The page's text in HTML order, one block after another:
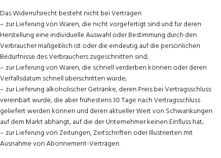
Das Widerrufsrecht besteht nicht bei Verträgen
– zur Lieferung von Waren, die nicht vorgefertigt sind und für deren
Herstellung eine individuelle Auswahl oder Bestimmung durch den
Verbraucher maßgeblich ist oder die eindeutig auf die persönlichen
Bedürfnisse des Verbrauchers zugeschnitten sind;
– zur Lieferung von Waren, die schnell verderben können oder deren
Verfallsdatum schnell überschritten würde;
– zur Lieferung alkoholischer Getränke, deren Preis bei Vertragsschluss
vereinbart wurde, die aber frühestens 30 Tage nach Vertragsschluss
geliefert werden können und deren aktueller Wert von Schwankungen
auf dem Markt abhängt, auf die der Unternehmer keinen Einfluss hat;
– zur Lieferung von Zeitungen, Zeitschriften oder Illustrierten mit
Ausnahme von Abonnement-Verträgen.